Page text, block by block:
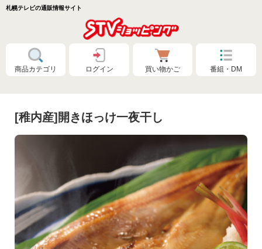
札幌テレビの通販情報サイト
商品カテゴリ
特別価格❗
ログイン 買い物かご 番組・DM
[稚内産]開きほっけ一夜干し